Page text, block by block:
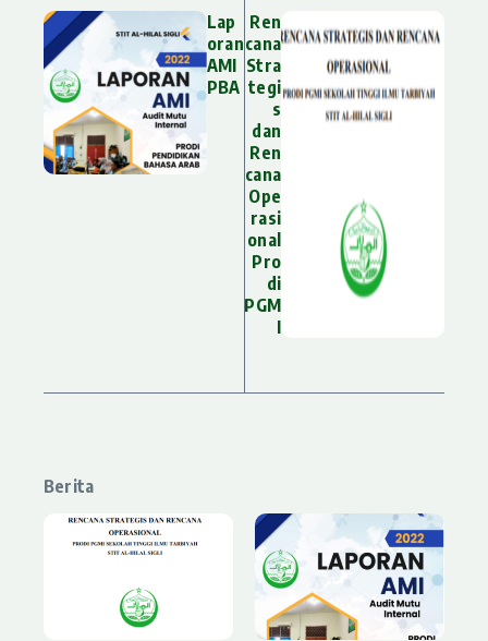
Lewati ke konten
Lap
oran
AMI
PBA
Ren
cana
Stra
tegi
s
dan
Ren
cana
Ope
rasi
onal
Pro
di
PGM
I
Berita